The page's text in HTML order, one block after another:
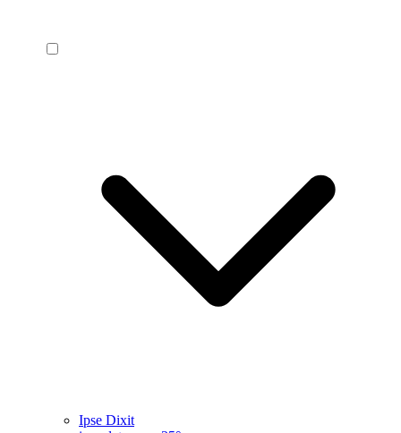
Ipse Dixit